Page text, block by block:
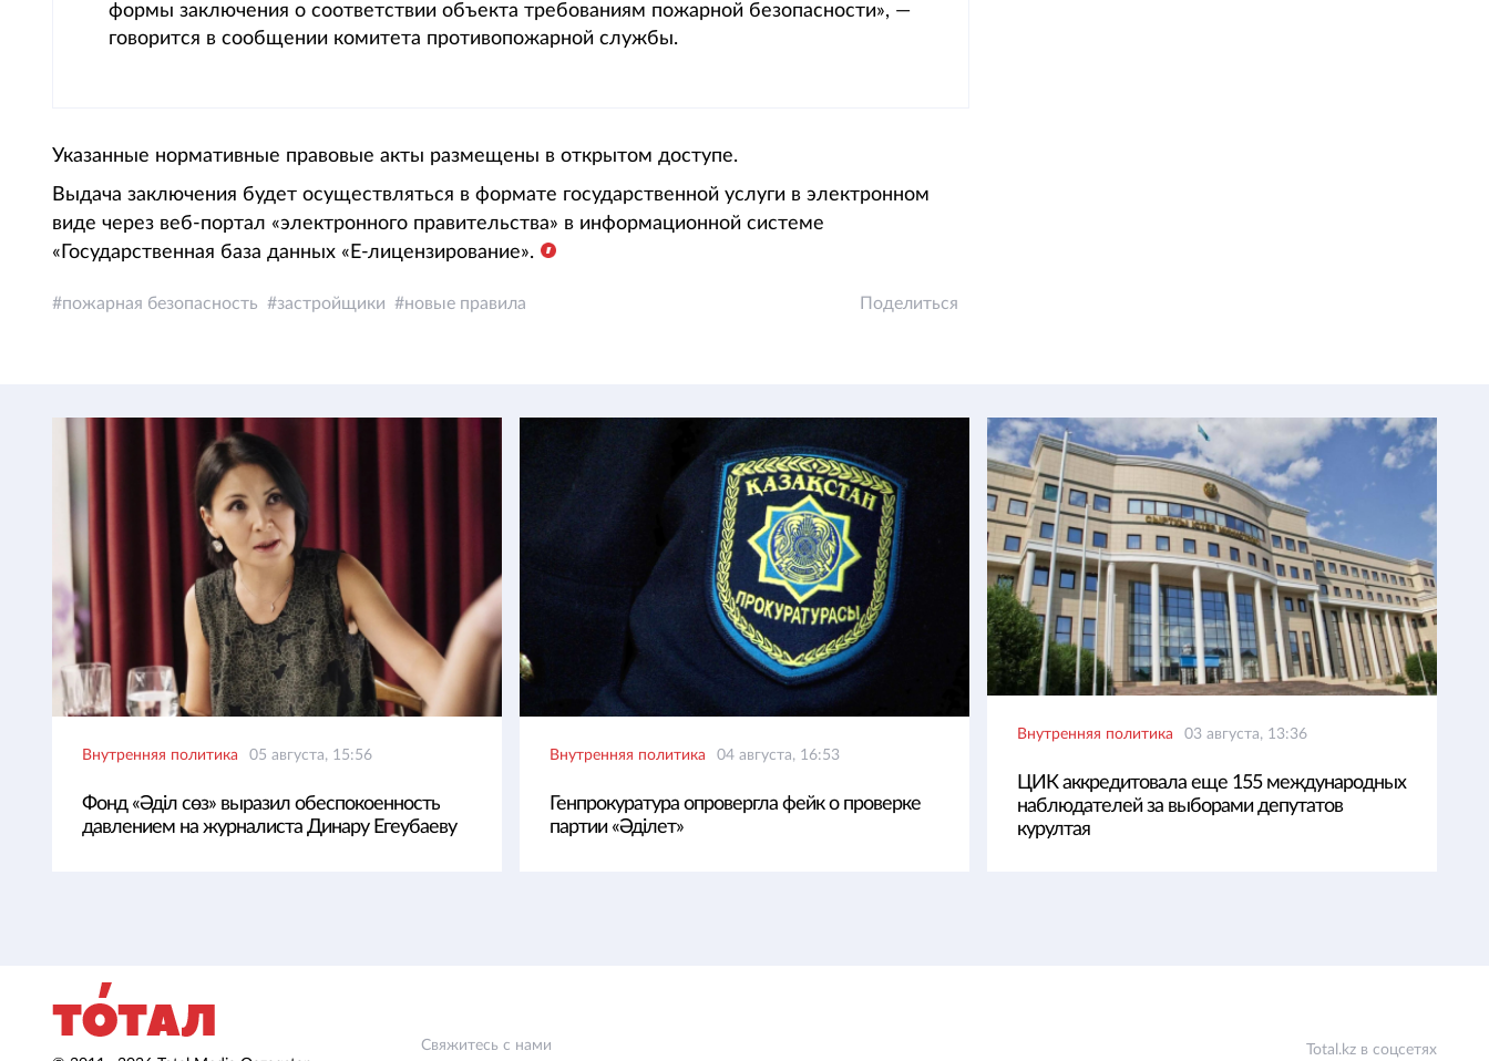
формы заключения о соответствии объекта требованиям пожарной безопасности», —
говорится в сообщении комитета противопожарной службы.
Указанные нормативные правовые акты размещены в открытом доступе.
Выдача заключения будет осуществляться в формате государственной услуги в электронном
виде через веб-портал «электронного правительства» в информационной системе
«Государственная база данных «Е-лицензирование».
пожарная безопасность застройщики новые правила Поделиться
Внутренняя политика 05 августа, 15:56
Фонд «Әділ сөз» выразил обеспокоенность
давлением на журналиста Динару Егеубаеву
Внутренняя политика 04 августа, 16:53
Генпрокуратура опровергла фейк о проверке
партии «Әділет»
Внутренняя политика 03 августа, 13:36
ЦИК аккредитовала еще 155 международных
наблюдателей за выборами депутатов
курултая
Свяжитесь с нами Total.kz в соцсетях